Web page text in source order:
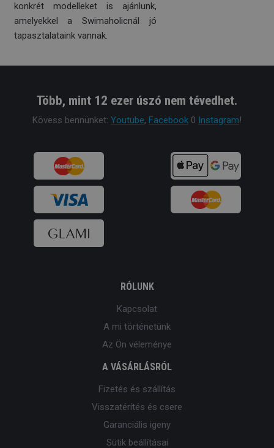
konkrét modelleket is ajánlunk,
amelyekkel a Swimaholicnál jó
tapasztalataink vannak.
Több, mint 12 ezer úszó nem tévedhet.
Kövess bennünket: Youtube, Facebook 0 Instagram!
RÓLUNK
Kapcsolat
A mi történetünk
Az Ön véleménye
A VÁSÁRLÁSRÓL
Fizetés és szállítás
Visszatérítés és csere
Garanciális igeny
Sütik beállításai